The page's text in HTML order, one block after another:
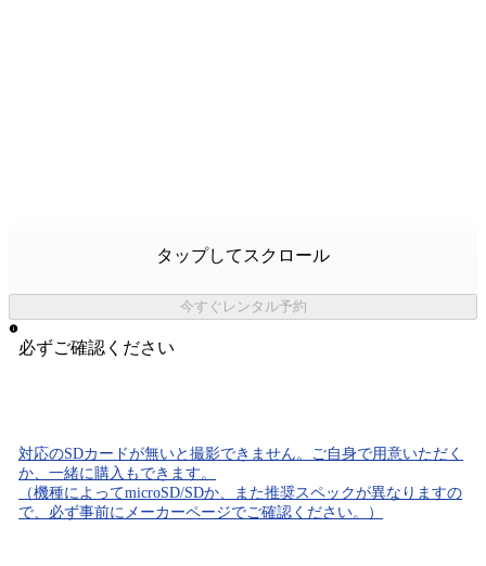
タップしてスクロール
今すぐレンタル予約
必ずご確認ください
対応のSDカードが無いと撮影できません。 ご自身で用意いただく
か、一緒に購入もできます。
（機種によってmicroSD/SDか、また推奨スペックが異なりますの
で、必ず事前にメーカーページでご確認ください。）